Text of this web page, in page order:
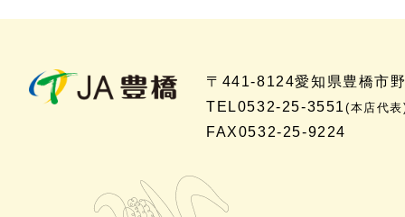
〒441-8124愛知県豊橋市
TEL0532-25-3551 (本店代
FAX0532-25-9224